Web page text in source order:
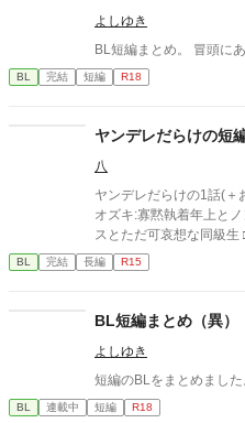
よしゆき
BL短編まとめ。 冒頭に
BL 完結 短編 R18
ヤンデレだらけの短
八
ヤンデレだらけの1話(＋おまけ)
オズキ:寡黙執着年上と
スとただ可哀想な同級
ンダー:希死念慮不良と
地味ぼっち ムーンライトノベル様に別名義で投稿しています。 か
ければ嬉しいです！ 【異世界短編】単発ネタ殴り書き随時掲載。
◻︎お付きくんは反社ボス
傲慢ボス
BL 完結 長編 R15
BL短編まとめ（異）
よしゆき
短編のBLをまとめました
BL 連載中 短編 R18